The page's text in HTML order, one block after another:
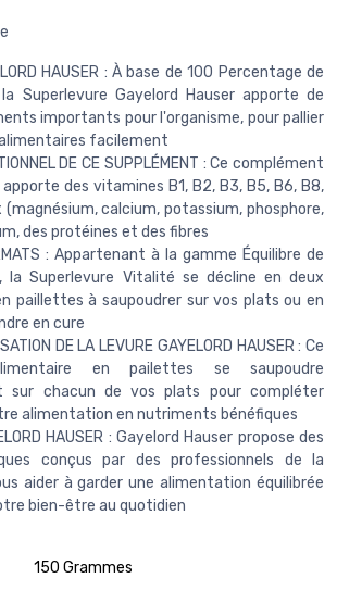
HAUSER : À base de 100 Percentage de
Superlevure Gayelord Hauser apporte de
importants pour l'organisme, pour pallier
alimentaires facilement
DE CE SUPPLÉMENT : Ce complément
des vitamines B1, B2, B3, B5, B6, B8,
(magnésium, calcium, potassium, phosphore,
des protéines et des fibres
: Appartenant à la gamme Équilibre de
la Superlevure Vitalité se décline en deux
paillettes à saupoudrer sur vos plats ou en
en cure
DE LA LEVURE GAYELORD HAUSER : Ce
en pailettes se saupoudre
sur chacun de vos plats pour compléter
alimentation en nutriments bénéfiques
HAUSER : Gayelord Hauser propose des
conçus par des professionnels de la
aider à garder une alimentation équilibrée
bien-être au quotidien
‎150 Grammes